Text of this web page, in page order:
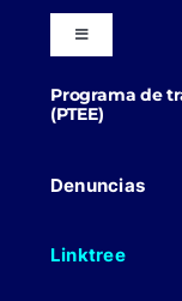
Trabaja con nosotros
Toggle
Navigation
Blog
Politicas Comerciales
Programa de
(PTEE)
Denuncias
Linktree